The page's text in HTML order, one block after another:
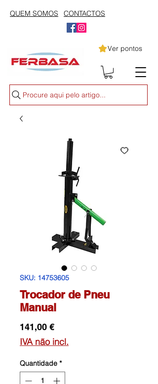
QUEM SOMOS CONTACTOS
Ver pontos
Procure aqui pelo artigo...
SKU: 14753605
Trocador de Pneu
Manual
141,00 €Preço
IVA não incl.
Quantidade *